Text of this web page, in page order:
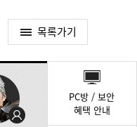
목록가기
PC방 / 보안
혜택 안내